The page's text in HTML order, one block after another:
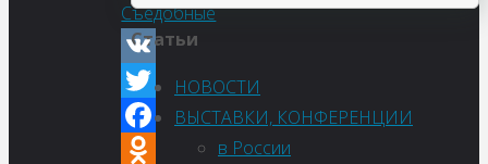
Съедобные
VK
Twitter
Facebook
Статьи
НОВОСТИ
ВЫСТАВКИ, КОНФЕРЕНЦИИ
в России